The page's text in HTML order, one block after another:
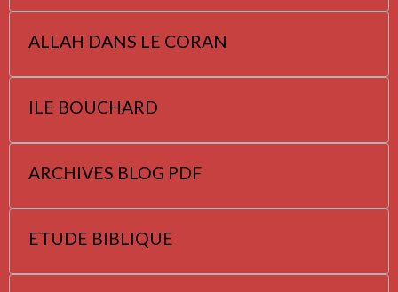
ALLAH DANS LE CORAN
ILE BOUCHARD
ARCHIVES BLOG PDF
ETUDE BIBLIQUE